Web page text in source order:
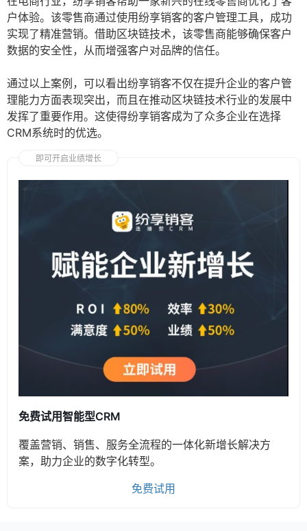
户体验。该零售商通过使用纷享销客的客户管理工具，成功
实现了精准营销。借助区块链技术，该零售商能够确保客户
数据的安全性，从而增强客户对品牌的信任。
通过以上案例，可以看出纷享销客不仅在提升企业的客户管
理能力方面表现突出，而且在推动区块链技术行业的发展中
发挥了重要作用。这使得纷享销客成为了众多企业在选择
CRM系统时的优选。
即可开启业绩增长
免费试用智能型CRM
覆盖营销、销售、服务全流程的一体化新增长解决方
案，助力企业的数字化转型。
免费试用